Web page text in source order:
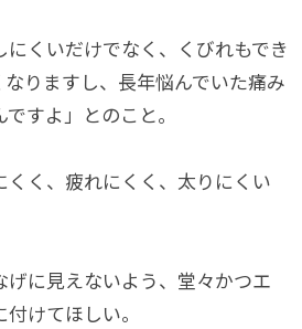
にくいだけでなく、くびれもでき
りますし、長年悩んでいた痛み
すよ」とのこと。
く、疲れにくく、太りにくい
に見えないよう、堂々かつエ
けてほしい。